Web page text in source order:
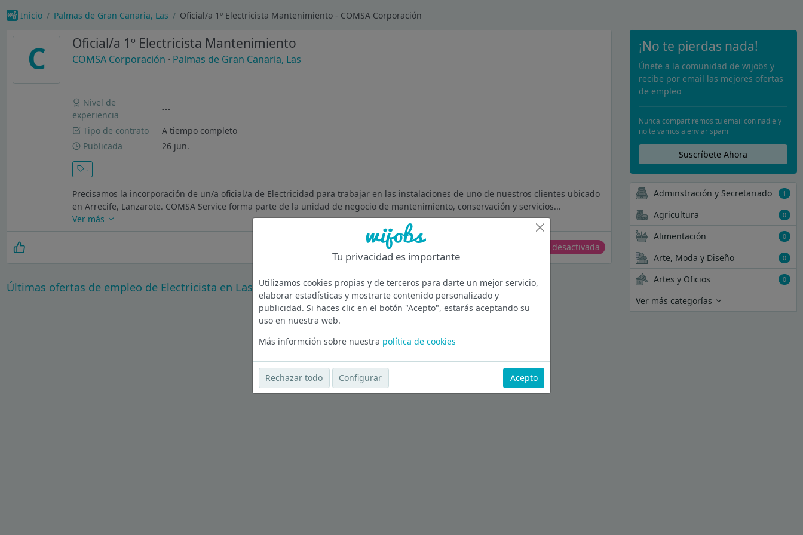
Inicio Palmas de Gran Canaria, Las Oficial/a 1º Electricista Mantenimiento - COMSA Corporación
C Oficial/a 1º Electricista Mantenimiento
COMSA Corporación · Palmas de Gran Canaria, Las
Nivel de
experiencia
---
Tipo de contrato
A tiempo completo
Publicada
26 jun.
.
Precisamos la incorporación de un/a oficial/a de Electricidad para trabajar en las instalaciones de uno de nuestros clientes ubicado
en Arrecife, Lanzarote. COMSA Service forma parte de la unidad de negocio de mantenimiento, conservación y servicios...
Ver más
Oferta desactivada
Últimas ofertas de empleo de Electricista en Las Palmas
Ver más ofertas
¡No te pierdas nada!
Únete a la comunidad de wijobs y
recibe por email las mejores ofertas
de empleo
Nunca compartiremos tu email con nadie y
no te vamos a enviar spam
Suscríbete Ahora
Adminstración y Secretariado 1
Agricultura 0
Alimentación 0
Arte, Moda y Diseño 0
Artes y Oficios 0
Ver más categorías
Tu privacidad es importante
Utilizamos cookies propias y de terceros para darte un mejor servicio,
elaborar estadísticas y mostrarte contenido personalizado y
publicidad. Si haces clic en el botón "Acepto", estarás aceptando su
uso en nuestra web.
Más informción sobre nuestra política de cookies
Rechazar todo Configurar Acepto